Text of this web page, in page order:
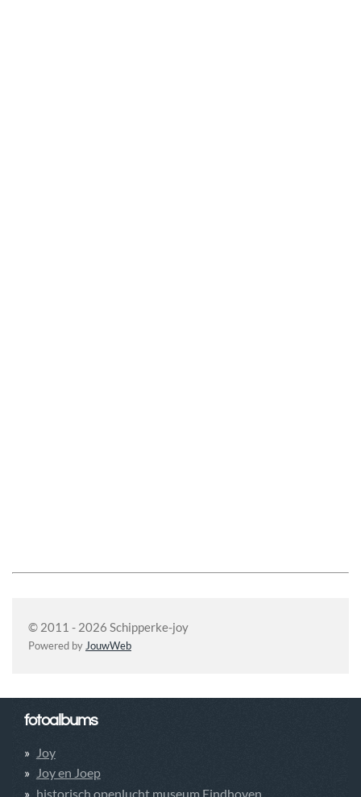
© 2011 - 2026 Schipperke-joy
Powered by JouwWeb
fotoalbums
Joy
Joy en Joep
historisch openlucht museum Eindhoven